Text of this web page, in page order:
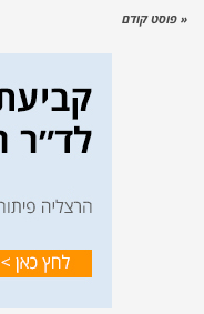
« פוסט קודם